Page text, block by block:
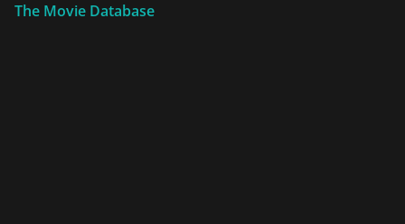
The Movie Database